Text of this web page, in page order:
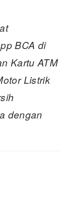
BCA di
Kartu ATM
Listrik
dengan